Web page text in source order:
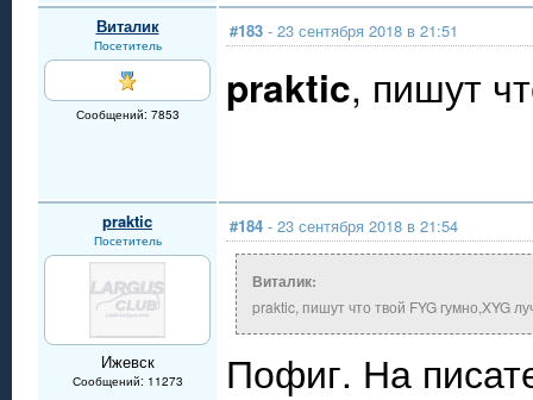
Виталик
Посетитель
Сообщений: 7853
#183 - 23 сентября 2018 в 21:51
praktic, пишут
praktic
Посетитель
Ижевск
Сообщений: 11273
#184 - 23 сентября 2018 в 21:54
Виталик:
praktic, пишут что твой FYG гумно,XYG
Пофиг. На